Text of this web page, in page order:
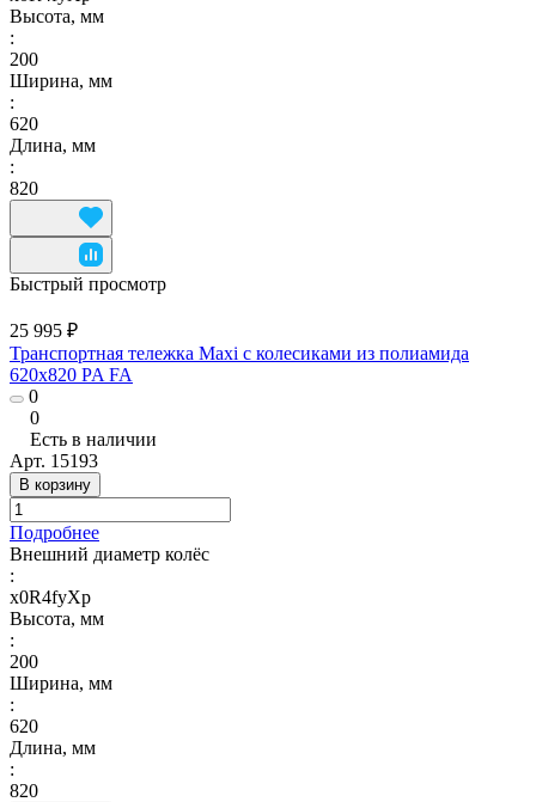
Высота, мм
:
200
Ширина, мм
:
620
Длина, мм
:
820
Быстрый просмотр
25 995 ₽
Транспортная тележка Maxi с колесиками из полиамида
620x820 PA FA
0
0
Есть в наличии
Арт. 15193
В корзину
Подробнее
Внешний диаметр колёс
:
x0R4fyXp
Высота, мм
:
200
Ширина, мм
:
620
Длина, мм
:
820